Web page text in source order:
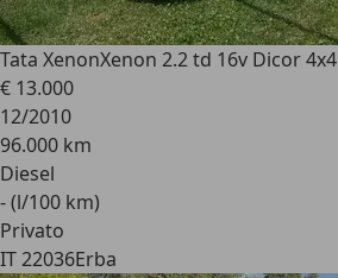
Tata XenonXenon 2.2 td 16v Dicor 4x4
€ 13.000
12/2010
96.000 km
Diesel
- (l/100 km)
Privato
IT 22036Erba